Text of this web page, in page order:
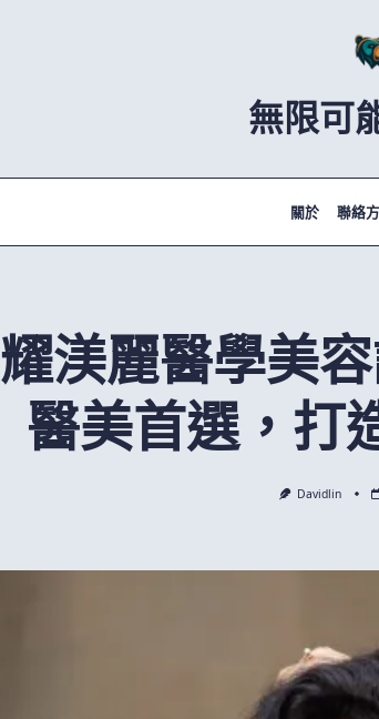
無限可
關於 聯絡
耀渼麗醫學美
醫美首選，打
Davidlin